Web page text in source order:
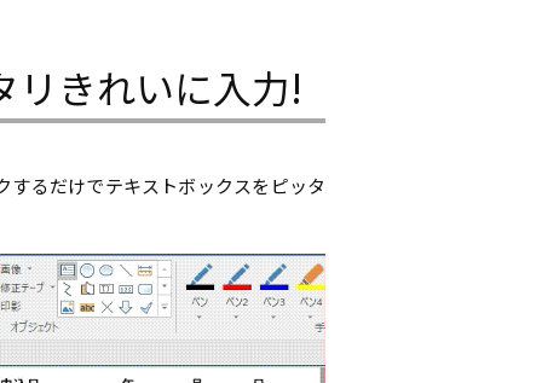
リきれいに入力!
るだけでテキストボックスをピッタ